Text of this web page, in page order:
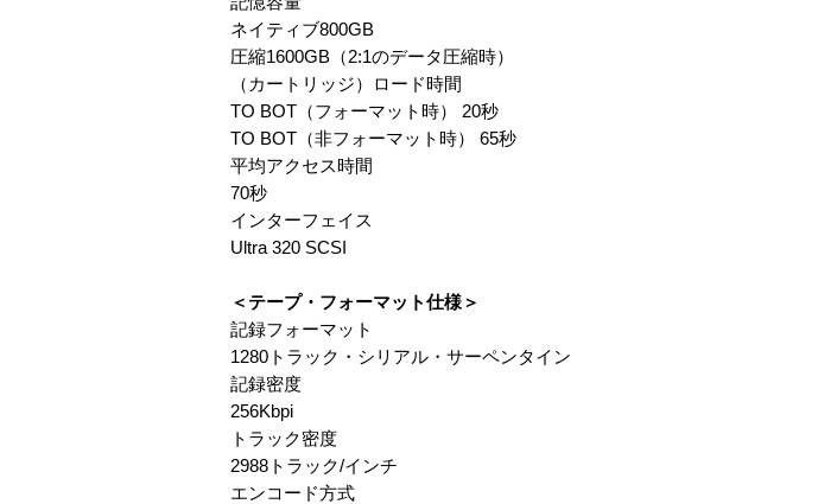
ネイティブ800GB
圧縮1600GB（2:1のデータ圧縮時）
（カートリッジ）ロード時間
TO BOT（フォーマット時） 20秒
TO BOT（非フォーマット時） 65秒
平均アクセス時間
70秒
インターフェイス
Ultra 320 SCSI
＜テープ・フォーマット仕様＞
記録フォーマット
1280トラック・シリアル・サーペンタイン
記録密度
256Kbpi
トラック密度
2988トラック/インチ
エンコード方式